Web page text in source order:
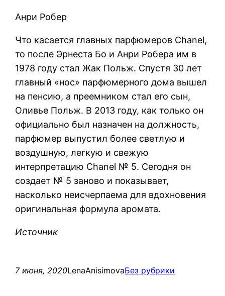
Анри Робер
Что касается главных парфюмеров Chanel,
то после Эрнеста Бо и Анри Робера им в
1978 году стал Жак Польж. Спустя 30 лет
главный «нос» парфюмерного дома вышел
на пенсию, а преемником стал его сын,
Оливье Польж. В 2013 году, как только он
официально был назначен на должность,
парфюмер выпустил более светлую и
воздушную, легкую и свежую
интерпретацию Chanel № 5. Сегодня он
создает № 5 заново и показывает,
насколько неисчерпаема для вдохновения
оригинальная формула аромата.
Источник
7 июня, 2020LenaAnisimovaБез рубрики